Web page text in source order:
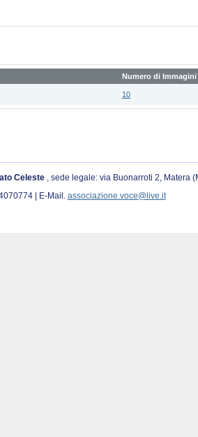
Numero di Immagini
10
Celeste , sede legale: via Buonarroti 2, Matera
| E-Mail. associazione.voce@live.it